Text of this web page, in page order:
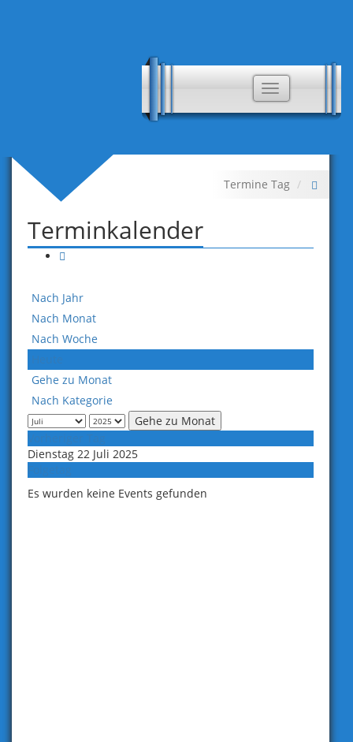
Toggle
navigation
Termine Tag
Terminkalender
Nach Jahr
Nach Monat
Nach Woche
Gehe zu Monat
Nach Kategorie
Gehe zu Monat
Dienstag 22 Juli 2025
Es wurden keine Events gefunden